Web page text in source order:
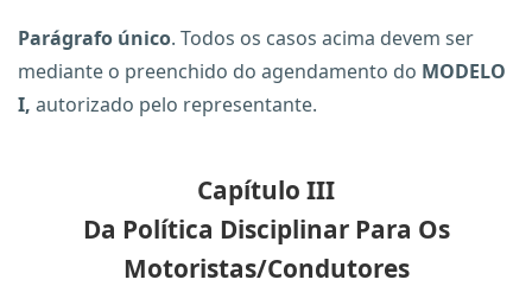
Parágrafo único. Todos os casos acima devem ser
mediante o preenchido do agendamento do MODELO
I, autorizado pelo representante.
Capítulo III
Da Política Disciplinar Para Os
Motoristas/Condutores